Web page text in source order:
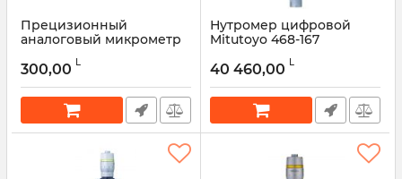
Прецизионный
аналоговый микрометр
Артикул: 52617
300,00 L
Нутромер цифровой
Mitutoyo 468-167
468-167
40 460,00 L